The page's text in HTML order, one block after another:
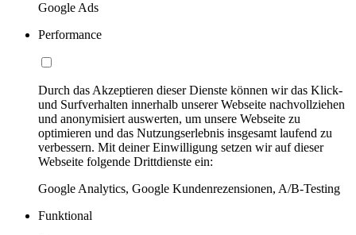
Google Ads
Performance
Durch das Akzeptieren dieser Dienste können wir das Klick-
und Surfverhalten innerhalb unserer Webseite nachvollziehen
und anonymisiert auswerten, um unsere Webseite zu
optimieren und das Nutzungserlebnis insgesamt laufend zu
verbessern. Mit deiner Einwilligung setzen wir auf dieser
Webseite folgende Drittdienste ein:
Google Analytics, Google Kundenrezensionen, A/B-Testing
Funktional